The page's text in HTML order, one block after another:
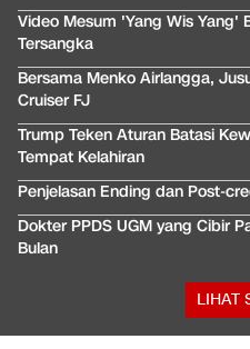
Video Mesum 'Yang Wis Yang'
Tersangka
Bersama Menko Airlangga,
Cruiser FJ
Trump Teken Aturan Batasi
Tempat Kelahiran
Penjelasan Ending dan Post-
Dokter PPDS UGM yang Cibir
Bulan
LIHAT